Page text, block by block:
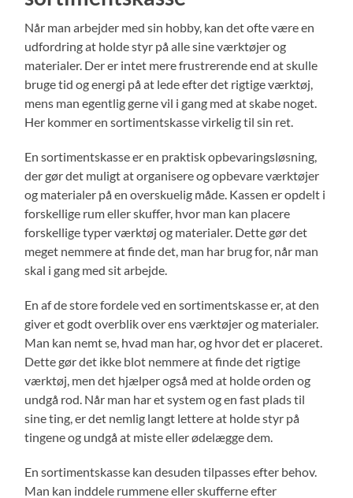
Når man arbejder med sin hobby, kan det ofte være en
udfordring at holde styr på alle sine værktøjer og
materialer. Der er intet mere frustrerende end at skulle
bruge tid og energi på at lede efter det rigtige værktøj,
mens man egentlig gerne vil i gang med at skabe noget.
Her kommer en sortimentskasse virkelig til sin ret.
En sortimentskasse er en praktisk opbevaringsløsning,
der gør det muligt at organisere og opbevare værktøjer
og materialer på en overskuelig måde. Kassen er opdelt i
forskellige rum eller skuffer, hvor man kan placere
forskellige typer værktøj og materialer. Dette gør det
meget nemmere at finde det, man har brug for, når man
skal i gang med sit arbejde.
En af de store fordele ved en sortimentskasse er, at den
giver et godt overblik over ens værktøjer og materialer.
Man kan nemt se, hvad man har, og hvor det er placeret.
Dette gør det ikke blot nemmere at finde det rigtige
værktøj, men det hjælper også med at holde orden og
undgå rod. Når man har et system og en fast plads til
sine ting, er det nemlig langt lettere at holde styr på
tingene og undgå at miste eller ødelægge dem.
En sortimentskasse kan desuden tilpasses efter behov.
Man kan inddele rummene eller skufferne efter